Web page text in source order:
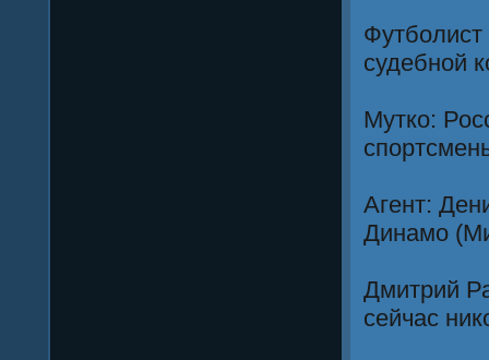
судебной
Мутко:
Агент:
Динамо
Дмитрий
сейчас